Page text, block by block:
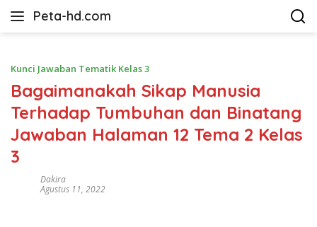
Peta-hd.com
Kumpulan
HD
Kunci Jawaban Tematik Kelas 3
Bagaimanakah Sikap Manusia
Terhadap Tumbuhan dan Binatang
Jawaban Halaman 12 Tema 2 Kelas
3
Dakira
Agustus 11, 2022